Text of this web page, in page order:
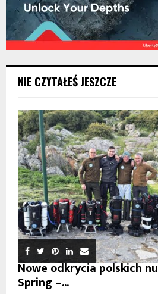
NIE CZYTAŁEŚ JESZCZE
Nowe odkrycia polskich
Spring –...